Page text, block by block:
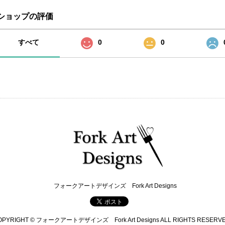
ョップの評価
すべて 0 0
フォークアートデザインズ Fork Art Designs
© フォークアートデザインズ Fork Art Designs ALL RIGHTS